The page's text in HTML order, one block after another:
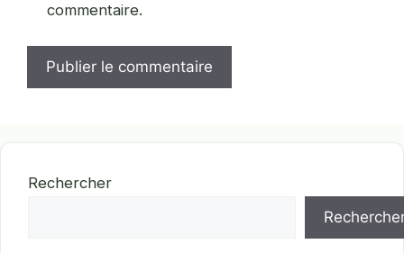
commentaire.
Rechercher